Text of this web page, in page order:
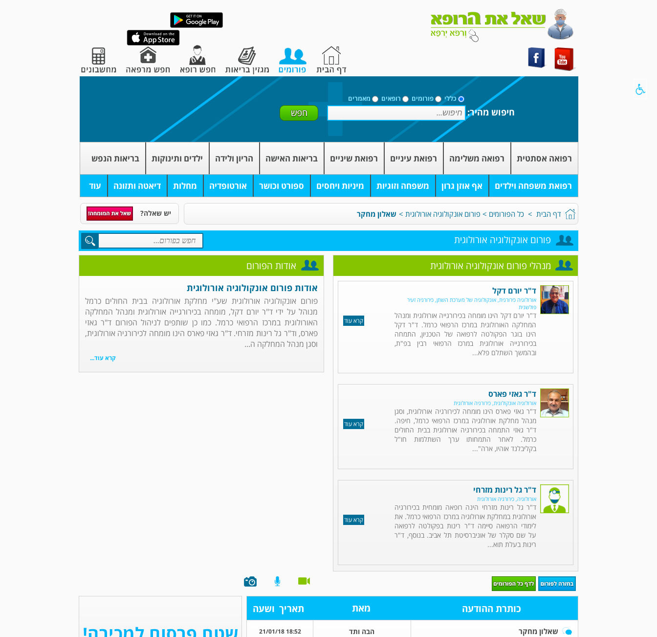
כללי פורומים רופאים מאמרים
חיפוש מהיר:
רפואה אסתטית רפואה משלימה רפואת עיניים רפואת שיניים בריאות האישה הריון ולידה ילדים ותינוקות בריאות הנפש
רפואת משפחה וילדים אף אוזן גרון משפחה וזוגיות מיניות ויחסים ספורט וכושר אורטופדיה מחלות דיאטה ותזונה עוד
דף הבית > כל הפורומים > פורום אונקולוגיה אורולוגית > שאלון מחקר יש שאלה?
פורום אונקולוגיה אורולוגית
אודות הפורום
אודות פורום אונקולוגיה אורולוגית
פורום אונקולוגיה אורולוגית שע"י מחלקת אורולוגיה בבית החולים כרמל
מנוהל על ידי ד"ר יורם דקל, מומחה בכירורגייה אורולוגית ומנהל המחלקה
האורולוגית במרכז הרפואי כרמל. כמו כן שותפים לניהול הפורום ד"ר גאזי
פארס, וד"ר גל רינות מזרחי. ד"ר גאזי פארס הינו מומחה לכירורגיה אורולוגית,
וסגן מנהל המחלקה ה...
קרא עוד...
מנהלי פורום אונקולוגיה אורולוגית
קרא עוד
ד"ר יורם דקל
אורולוגיה כירורגית, אונקולוגיה של מערכת השתן, כירורגיה זעיר
פולשנית
ד"ר יורם דקל הינו מומחה בכירורגייה אורולוגית ומנהל
המחלקה האורולוגית במרכז הרפואי כרמל. ד"ר דקל
הינו בוגר הפקולטה לרפואה של הטכניון, התמחה
בכירורגייה אורולוגית במרכז הרפואי רבין בפ"ת,
ובהמשך השתלם פלא...
קרא עוד
ד"ר גאזי פארס
אורולוגיה אונקולוגית, כירורגיה אורולוגית
ד"ר גאזי פארס הינו מומחה לכירורגיה אורולוגית, וסגן
מנהל מחלקת אורולוגיה במרכז הרפואי כרמל, חיפה.
ד"ר גאזי התמחה בכירורגיה אורולוגית בבית החולים
כרמל. לאחר התמחותו ערך השתלמות חו"ל
בקליבלנד אוהיו, ארה"...
קרא עוד
ד"ר גל רינות מזרחי
אורולוגיה, כירורגיה אורולוגית
ד"ר גל רינות מזרחי הינה רופאה מומחית בכירורגיה
אורולוגית במחלקת אורולוגיה במרכז הרפואי כרמל. את
לימודי הרפואה סיימה ד"ר רינות בפקולטה לרפואה
על שם סקלר של אוניברסיטת תל אביב. בנוסף, ד"ר
רינות בעלת תוא...
כותרת ההודעה מאת תאריך ושעה
שאלון מחקר הבה ותד 18:52 21/01/18